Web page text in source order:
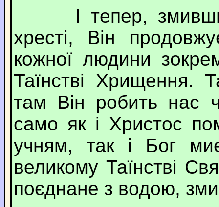
І тепер, змивши
хресті, Він
кожної людини
Таїнстві Хрищення.
там Він робить нас
само як і Христос
учням, так і Бог
великому Таїнстві
поєднане з водою,